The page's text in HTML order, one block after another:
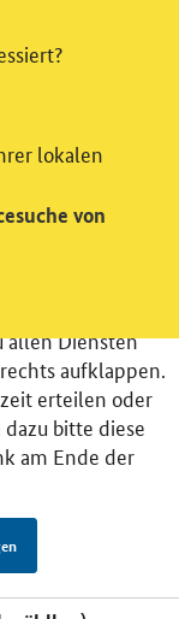
Energie
/ oder
Einwilligung für
Wir
um
Diensten
aufklappen.
erteilen oder
bitte diese
am Ende der
lokalen
von